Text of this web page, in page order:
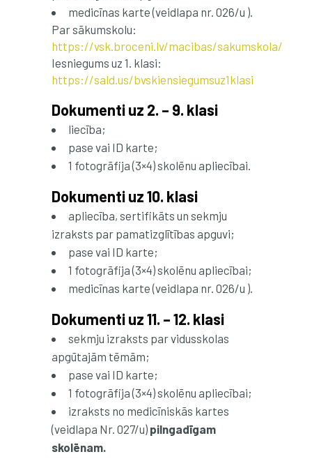
medicīnas karte (veidlapa nr. 026/u ).
Par sākumskolu:
https://vsk.broceni.lv/macibas/sakumskola/
Iesniegums uz 1. klasi:
https://sald.us/bvskiensiegumsuz1klasi
Dokumenti uz 2. – 9. klasi
liecība;
pase vai ID karte;
1 fotogrāfija (3×4) skolēnu apliecībai.
Dokumenti uz 10. klasi
apliecība, sertifikāts un sekmju
izraksts par pamatizglītības apguvi;
pase vai ID karte;
1 fotogrāfija (3×4) skolēnu apliecībai;
medicīnas karte (veidlapa nr. 026/u ).
Dokumenti uz 11. – 12. klasi
sekmju izraksts par vidusskolas
apgūtajām tēmām;
pase vai ID karte;
1 fotogrāfija (3×4) skolēnu apliecībai;
izraksts no medicīniskās kartes
(veidlapa Nr. 027/u) pilngadīgam
skolēnam.